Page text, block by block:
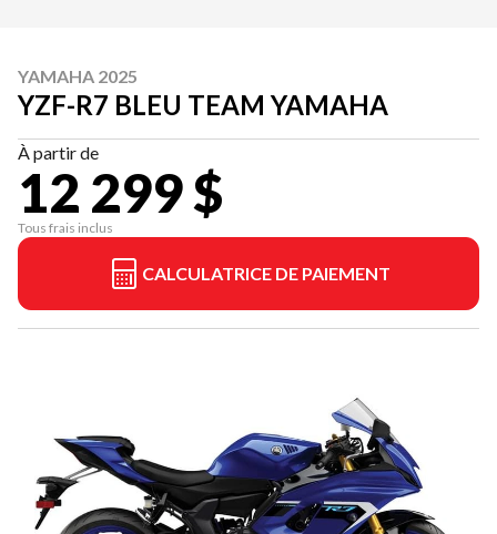
YAMAHA 2025
YZF-R7 BLEU TEAM YAMAHA
À partir de
12 299 $
Tous frais inclus
CALCULATRICE DE PAIEMENT